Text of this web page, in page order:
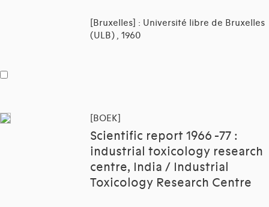
[Bruxelles] : Université libre de Bruxelles
(ULB) , 1960
[BOEK]
Scientific report 1966 -77 :
industrial toxicology research
centre, India / Industrial
Toxicology Research Centre